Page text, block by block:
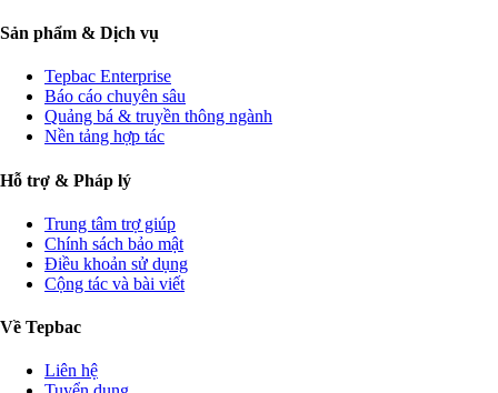
Sản phẩm & Dịch vụ
Tepbac Enterprise
Báo cáo chuyên sâu
Quảng bá & truyền thông ngành
Nền tảng hợp tác
Hỗ trợ & Pháp lý
Trung tâm trợ giúp
Chính sách bảo mật
Điều khoản sử dụng
Cộng tác và bài viết
Về Tepbac
Liên hệ